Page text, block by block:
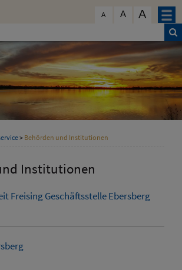
A A A
> Behörden und Institutionen
Institutionen
Freising Geschäftsstelle Ebersberg